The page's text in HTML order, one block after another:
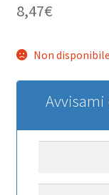
8,47€
Non disponibile